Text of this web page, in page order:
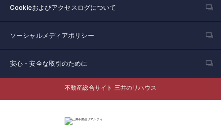
Cookieおよびアクセスログについて
ソーシャルメディアポリシー
安心・安全な取引のために
不動産総合サイト 三井のリハウス